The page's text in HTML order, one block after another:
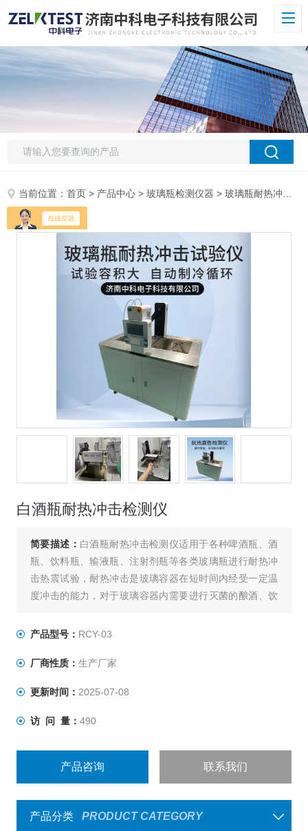
当前位置：首页 > 产品中心 >玻璃瓶检测仪器 >玻璃瓶耐热冲击试验仪
白酒瓶耐热冲击检测仪
简要描述： 白酒瓶耐热冲击检测仪适用于各种啤酒瓶、酒
瓶、饮料瓶、输液瓶、注射剂瓶等各类玻璃瓶进行耐热冲
击热震试验，耐热冲击是玻璃容器在短时间内经受一定温
度冲击的能力，对于玻璃容器内需要进行灭菌的酿酒、饮
产品型号： RCY-03
厂商性质： 生产厂家
更新时间： 2025-07-08
访 问 量： 490
产品咨询 联系我们
产品分类 PRODUCT CATEGORY